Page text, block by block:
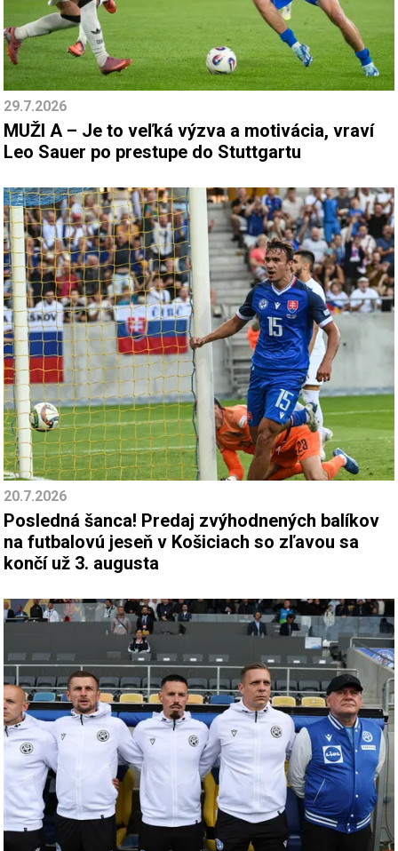
29.7.2026
MUŽI A – Je to veľká výzva a motivácia, vraví
Leo Sauer po prestupe do Stuttgartu
20.7.2026
Posledná šanca! Predaj zvýhodnených balíkov
na futbalovú jeseň v Košiciach so zľavou sa
končí už 3. augusta